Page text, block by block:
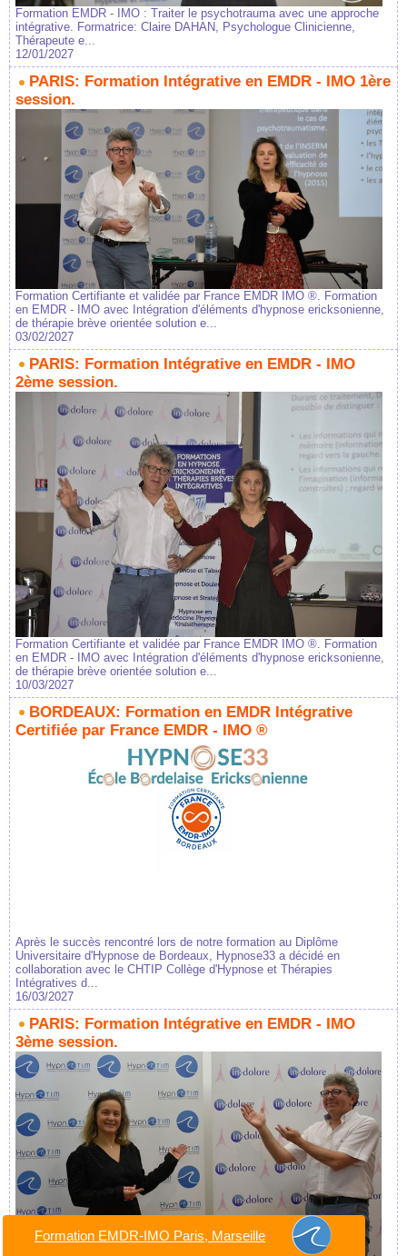
Formation EMDR - IMO : Traiter le psychotrauma avec une approche
intégrative. Formatrice: Claire DAHAN, Psychologue Clinicienne,
Thérapeute e...
12/01/2027
PARIS: Formation Intégrative en EMDR - IMO 1ère
session.
Formation Certifiante et validée par France EMDR IMO ®. Formation
en EMDR - IMO avec Intégration d'éléments d'hypnose ericksonienne,
de thérapie brève orientée solution e...
03/02/2027
PARIS: Formation Intégrative en EMDR - IMO
2ème session.
Formation Certifiante et validée par France EMDR IMO ®. Formation
en EMDR - IMO avec Intégration d'éléments d'hypnose ericksonienne,
de thérapie brève orientée solution e...
10/03/2027
BORDEAUX: Formation en EMDR Intégrative
Certifiée par France EMDR - IMO ®
Après le succès rencontré lors de notre formation au Diplôme
Universitaire d'Hypnose de Bordeaux, Hypnose33 a décidé en
collaboration avec le CHTIP Collège d'Hypnose et Thérapies
Intégratives d...
16/03/2027
PARIS: Formation Intégrative en EMDR - IMO
3ème session.
Formation EMDR-IMO Paris, Marseille